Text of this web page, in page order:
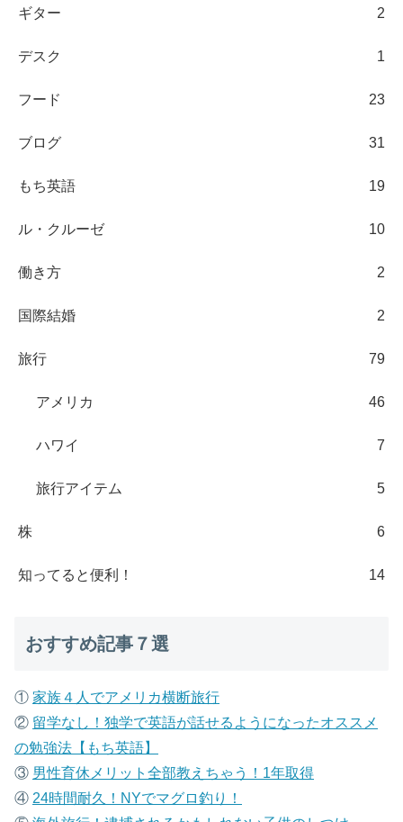
ギター 2
デスク 1
フード 23
ブログ 31
もち英語 19
ル・クルーゼ 10
働き方 2
国際結婚 2
旅行 79
アメリカ 46
ハワイ 7
旅行アイテム 5
株 6
知ってると便利！ 14
おすすめ記事７選
① 家族４人でアメリカ横断旅行
② 留学なし！独学で英語が話せるようになったオススメ
の勉強法【もち英語】
③ 男性育休メリット全部教えちゃう！1年取得
④ 24時間耐久！NYでマグロ釣り！